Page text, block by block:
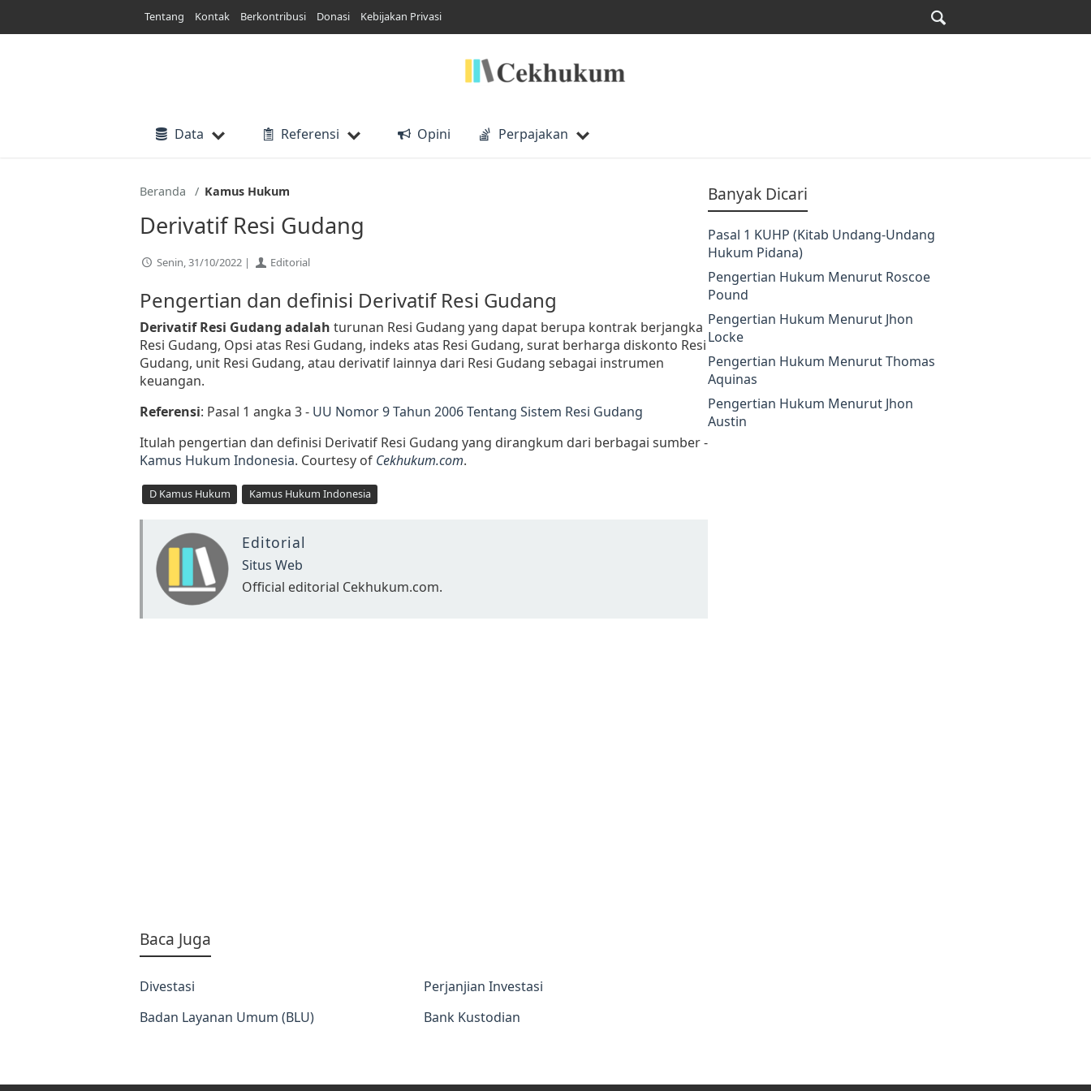
Tentang Kontak Berkontribusi Donasi Kebijakan Privasi
Data Referensi Opini Perpajakan
Beranda Kamus Hukum
Derivatif Resi Gudang
Senin, 31/10/2022 | Editorial
Pengertian dan definisi Derivatif Resi Gudang
Derivatif Resi Gudang adalah turunan Resi Gudang yang dapat berupa kontrak berjangka
Resi Gudang, Opsi atas Resi Gudang, indeks atas Resi Gudang, surat berharga diskonto Resi
Gudang, unit Resi Gudang, atau derivatif lainnya dari Resi Gudang sebagai instrumen
keuangan.
Referensi: Pasal 1 angka 3 - UU Nomor 9 Tahun 2006 Tentang Sistem Resi Gudang
Itulah pengertian dan definisi Derivatif Resi Gudang yang dirangkum dari berbagai sumber -
Kamus Hukum Indonesia. Courtesy of Cekhukum.com.
D Kamus Hukum Kamus Hukum Indonesia
Editorial
Situs Web
Official editorial Cekhukum.com.
Baca Juga
Divestasi
Perjanjian Investasi
Badan Layanan Umum (BLU)
Bank Kustodian
Banyak Dicari
Pasal 1 KUHP (Kitab Undang-Undang
Hukum Pidana)
Pengertian Hukum Menurut Roscoe
Pound
Pengertian Hukum Menurut Jhon
Locke
Pengertian Hukum Menurut Thomas
Aquinas
Pengertian Hukum Menurut Jhon
Austin